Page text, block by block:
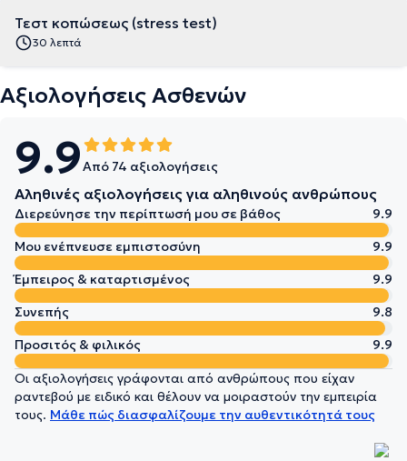
Τεστ κοπώσεως (stress test)
30 λεπτά
Αξιολογήσεις Ασθενών
9.9Από 74 αξιολογήσεις
Αληθινές αξιολογήσεις για αληθινούς ανθρώπους
Διερεύνησε την περίπτωσή μου σε βάθος
9.9
Μου ενέπνευσε εμπιστοσύνη
9.9
Έμπειρος & καταρτισμένος
9.9
Συνεπής
9.8
Προσιτός & φιλικός
9.9
Οι αξιολογήσεις γράφονται από ανθρώπους που είχαν
ραντεβού με ειδικό και θέλουν να μοιραστούν την εμπειρία
τους. Μάθε πώς διασφαλίζουμε την αυθεντικότητά τους